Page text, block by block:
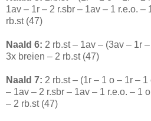
1av – 1r – 2 r.sbr – 1av – 1 r.e.o. –
rb.st (47)
Naald 6: 2 rb.st – 1av – (3av – 1r
3x breien – 2 rb.st (47)
Naald 7: 2 rb.st – (1r – 1 o – 1r –
– 1av – 2 r.sbr – 1av – 1 r.e.o. – 1
– 2 rb.st (47)